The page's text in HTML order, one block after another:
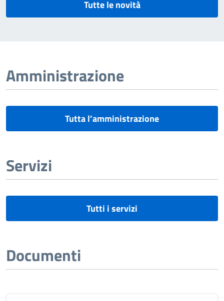
Tutte le novità
Amministrazione
Tutta l’amministrazione
Servizi
Tutti i servizi
Documenti